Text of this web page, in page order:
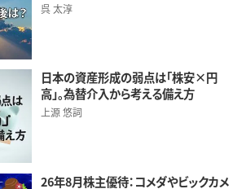
呉 太淳
日本の資産形成の弱点は「株安×円
高」。為替介入から考える備え方
上源 悠詞
26年8月株主優待：コメダやビックカメ